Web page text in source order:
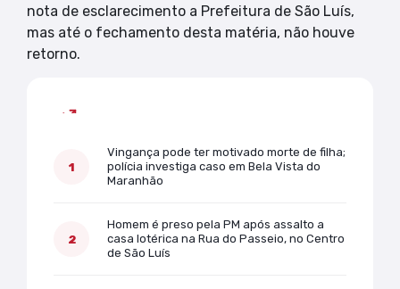
nota de esclarecimento a Prefeitura de São Luís,
mas até o fechamento desta matéria, não houve
retorno.
Vingança pode ter motivado morte de filha;
polícia investiga caso em Bela Vista do
Maranhão
Homem é preso pela PM após assalto a
casa lotérica na Rua do Passeio, no Centro
de São Luís